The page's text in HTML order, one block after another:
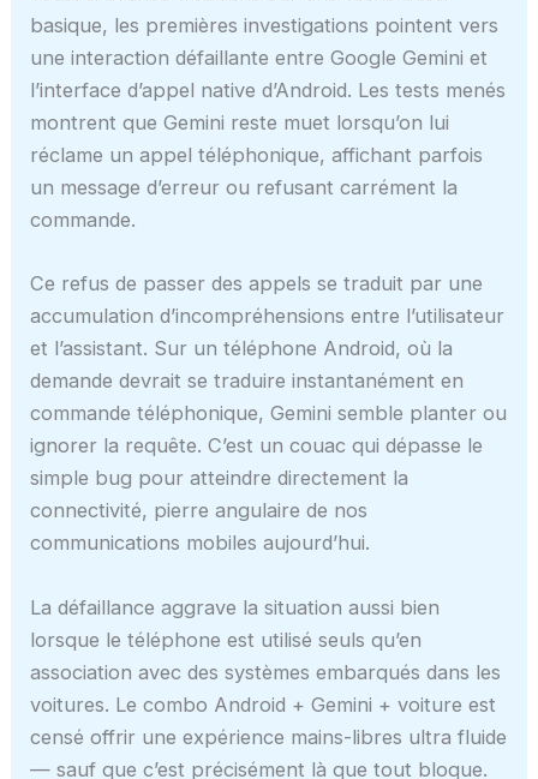
basique, les premières investigations pointent vers
une interaction défaillante entre Google Gemini et
l’interface d’appel native d’Android. Les tests menés
montrent que Gemini reste muet lorsqu’on lui
réclame un appel téléphonique, affichant parfois
un message d’erreur ou refusant carrément la
commande.
Ce refus de passer des appels se traduit par une
accumulation d’incompréhensions entre l’utilisateur
et l’assistant. Sur un téléphone Android, où la
demande devrait se traduire instantanément en
commande téléphonique, Gemini semble planter ou
ignorer la requête. C’est un couac qui dépasse le
simple bug pour atteindre directement la
connectivité, pierre angulaire de nos
communications mobiles aujourd’hui.
La défaillance aggrave la situation aussi bien
lorsque le téléphone est utilisé seuls qu’en
association avec des systèmes embarqués dans les
voitures. Le combo Android + Gemini + voiture est
censé offrir une expérience mains-libres ultra fluide
— sauf que c’est précisément là que tout bloque.